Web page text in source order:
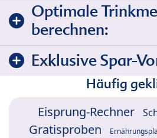
Optimale
berechnen:
Exklusive Spar-
Häufig
Eisprung-Rechner
Gratisproben